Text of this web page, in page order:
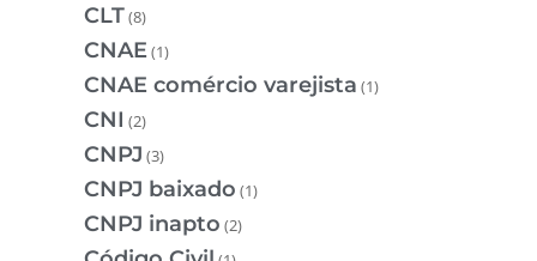
CLT(8)
CNAE(1)
CNAE comércio varejista (1)
CNI (2)
CNPJ (3)
CNPJ baixado (1)
CNPJ inapto (2)